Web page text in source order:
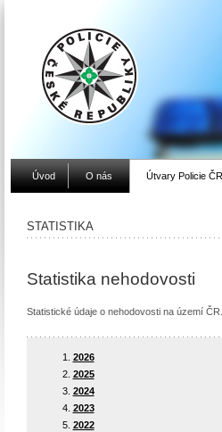
Úvod O nás Útvary Policie ČR
STATISTIKA
Statistika nehodovosti
Statistické údaje o nehodovosti na území ČR.
2026
2025
2024
2023
2022